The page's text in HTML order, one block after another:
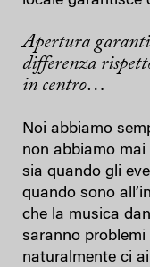
Apertura
differenza
in centro…
Noi abbiamo
non abbiamo
sia quando gli
quando sono
che la musica
saranno
naturalmente ci